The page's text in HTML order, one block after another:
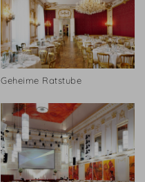
Geheime Ratstube